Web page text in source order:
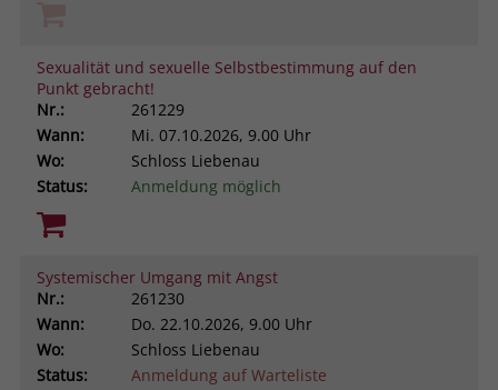
Sexualität und sexuelle Selbstbestimmung auf den
Punkt gebracht!
Nr.:
261229
Wann:
Mi. 07.10.2026, 9.00 Uhr
Wo:
Schloss Liebenau
Status:
Anmeldung möglich
Systemischer Umgang mit Angst
Nr.:
261230
Wann:
Do. 22.10.2026, 9.00 Uhr
Wo:
Schloss Liebenau
Status:
Anmeldung auf Warteliste